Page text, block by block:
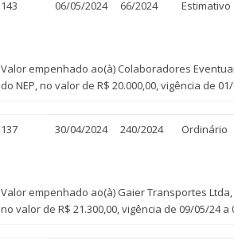
143 06/05/2024 66/2024 Estimativo
Valor empenhado ao(à) Colaboradores
do NEP, no valor de R$ 20.000,00, vigência de
137 30/04/2024 240/2024 Ordinário
Valor empenhado ao(à) Gaier Transportes
no valor de R$ 21.300,00, vigência de 09/05/24 a